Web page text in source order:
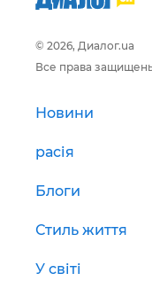
© 2026, Диалог.ua
Все права
Новини
расія
Блоги
Стиль життя
У світі